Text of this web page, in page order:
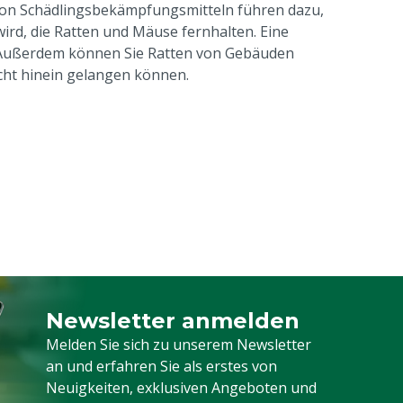
Schädlingsbekämpfungsmitteln führen dazu,
die Ratten und Mäuse fernhalten. Eine
können Sie Ratten von Gebäuden
hinein gelangen können.
Newsletter anmelden
Melden Sie sich zu unserem Newsletter
an und erfahren Sie als erstes von
Neuigkeiten, exklusiven Angeboten und
Melden Sie sich für unseren Newsletter